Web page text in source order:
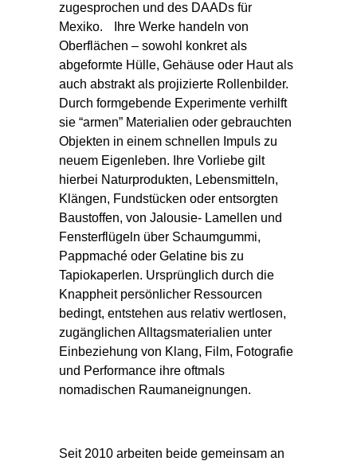
zugesprochen und des DAADs für
Mexiko. Ihre Werke handeln von
Oberflächen – sowohl konkret als
abgeformte Hülle, Gehäuse oder Haut als
auch abstrakt als projizierte Rollenbilder.
Durch formgebende Experimente verhilft
sie “armen” Materialien oder gebrauchten
Objekten in einem schnellen Impuls zu
neuem Eigenleben. Ihre Vorliebe gilt
hierbei Naturprodukten, Lebensmitteln,
Klängen, Fundstücken oder entsorgten
Baustoffen, von Jalousie- Lamellen und
Fensterflügeln über Schaumgummi,
Pappmaché oder Gelatine bis zu
Tapiokaperlen. Ursprünglich durch die
Knappheit persönlicher Ressourcen
bedingt, entstehen aus relativ wertlosen,
zugänglichen Alltagsmaterialien unter
Einbeziehung von Klang, Film, Fotografie
und Performance ihre oftmals
nomadischen Raumaneignungen.
Seit 2010 arbeiten beide gemeinsam an